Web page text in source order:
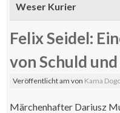
Inhalt
Weser Kurier
Felix Seidel:
von Schuld
Veröffentlicht amvon Kama
Märchenhafter Dariusz